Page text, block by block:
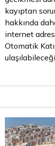
kayıptan
hakkında
internet
Otomatik